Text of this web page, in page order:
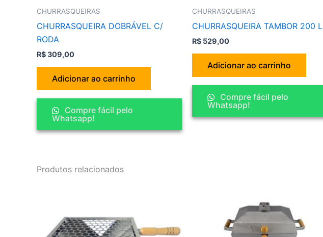
CHURRASQUEIRAS
CHURRASQUEIRA DOBRÁVEL C/
RODA
R$309,00
Adicionar ao carrinho
Compre fácil pelo
Whatsapp!
CHURRASQUEIRAS
CHURRASQUEIRA TAMBOR 200 L
R$ 529,00
Adicionar ao carrinho
Compre fácil pelo
Whatsapp!
Produtos relacionados